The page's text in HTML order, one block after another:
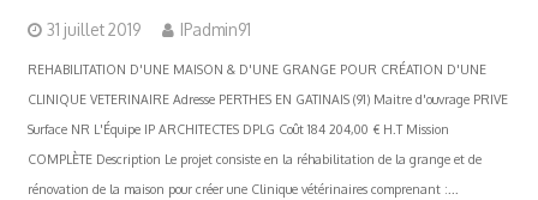
31 juillet 2019 IPadmin91
REHABILITATION D'UNE MAISON & D'UNE GRANGE POUR CRÉATION D'UNE
CLINIQUE VETERINAIRE Adresse PERTHES EN GATINAIS (91) Maitre d'ouvrage PRIVE
Surface NR L'Équipe IP ARCHITECTES DPLG Coût 184 204,00 € H.T Mission
COMPLÈTE Description Le projet consiste en la réhabilitation de la grange et de
rénovation de la maison pour créer une Clinique vétérinaires comprenant :...